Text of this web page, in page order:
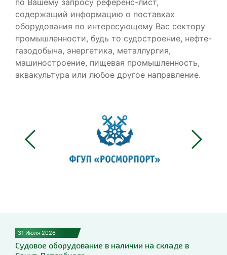
по Вашему запросу референс-лист,
содержащий информацию о поставках
оборудования по интересующему Вас сектору
промышленности, будь то судостроение, нефте-
газодобыча, энергетика, металлургия,
машиностроение, пищевая промышленность,
аквакультура или любое другое направление.
31 Июля 2026
Судовое оборудование в наличии на складе в